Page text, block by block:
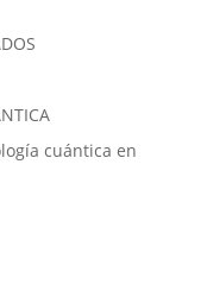
cuántica en